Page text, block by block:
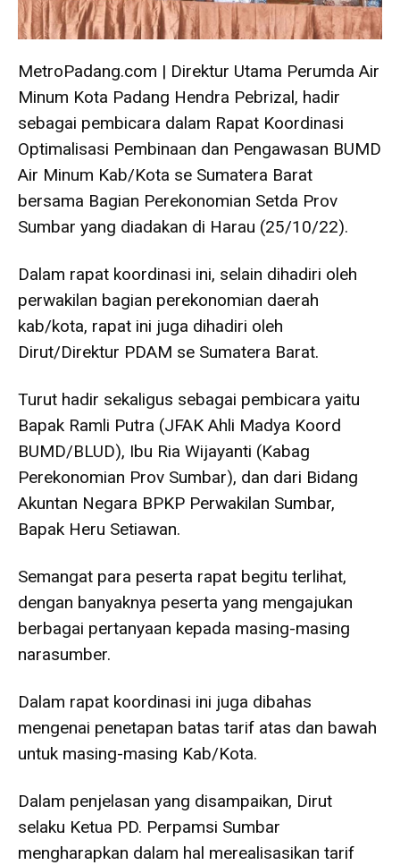
MetroPadang.com | Direktur Utama Perumda Air
Minum Kota Padang Hendra Pebrizal, hadir
sebagai pembicara dalam Rapat Koordinasi
Optimalisasi Pembinaan dan Pengawasan BUMD
Air Minum Kab/Kota se Sumatera Barat
bersama Bagian Perekonomian Setda Prov
Sumbar yang diadakan di Harau (25/10/22).
Dalam rapat koordinasi ini, selain dihadiri oleh
perwakilan bagian perekonomian daerah
kab/kota, rapat ini juga dihadiri oleh
Dirut/Direktur PDAM se Sumatera Barat.
Turut hadir sekaligus sebagai pembicara yaitu
Bapak Ramli Putra (JFAK Ahli Madya Koord
BUMD/BLUD), Ibu Ria Wijayanti (Kabag
Perekonomian Prov Sumbar), dan dari Bidang
Akuntan Negara BPKP Perwakilan Sumbar,
Bapak Heru Setiawan.
Semangat para peserta rapat begitu terlihat,
dengan banyaknya peserta yang mengajukan
berbagai pertanyaan kepada masing-masing
narasumber.
Dalam rapat koordinasi ini juga dibahas
mengenai penetapan batas tarif atas dan bawah
untuk masing-masing Kab/Kota.
Dalam penjelasan yang disampaikan, Dirut
selaku Ketua PD. Perpamsi Sumbar
mengharapkan dalam hal merealisasikan tarif